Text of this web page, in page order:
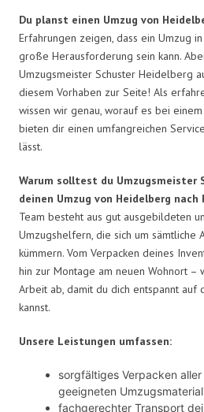
Du planst einen Umzug von
Erfahrungen zeigen, dass ein Umzug
große Herausforderung sein kann.
Umzugsmeister Schuster Heidelberg
diesem Vorhaben zur Seite! Als
wissen wir genau, worauf es bei
bieten dir einen umfangreichen
lässt.
Warum solltest du Umzugsmeister
deinen Umzug von Heidelberg nach
Team besteht aus gut ausgebildeten
Umzugshelfern, die sich um sämtliche
kümmern. Vom Verpacken deines
hin zur Montage am neuen Wohnort –
Arbeit ab, damit du dich entspannt auf
kannst.
Unsere Leistungen umfassen:
sorgfältiges Verpacken
geeigneten
fachgerechter Transport